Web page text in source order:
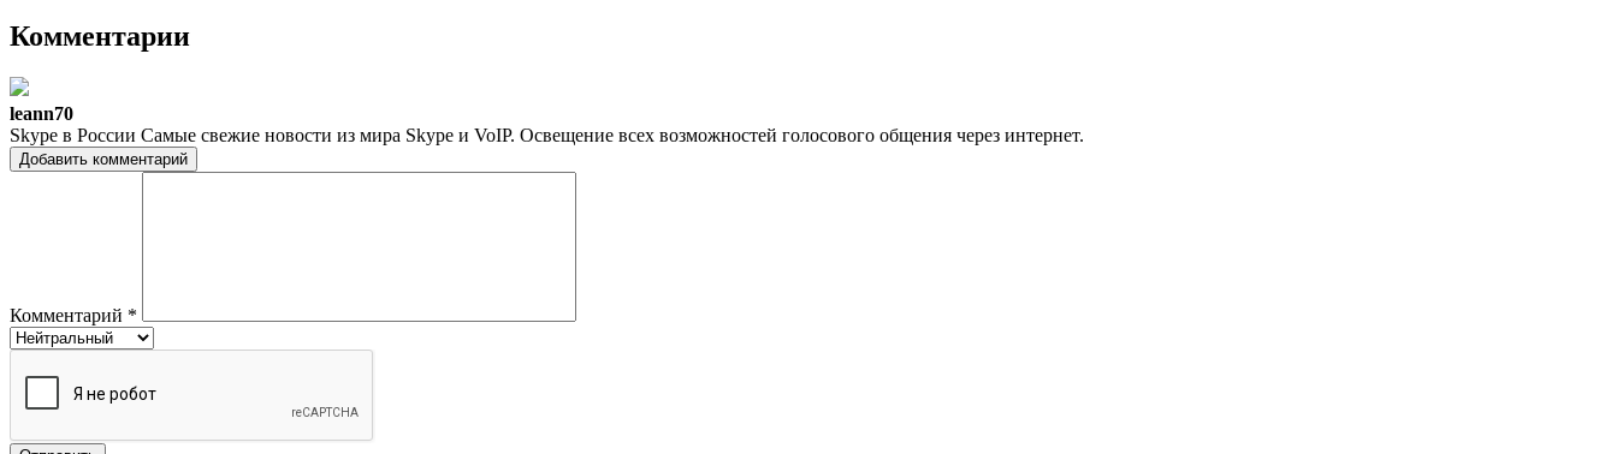
Комментарии
leann70
Skype в России Самые свежие новости из мира Skype и VoIP. Освещение всех возможностей голосового общения через интернет.
Добавить комментарий
Комментарий *